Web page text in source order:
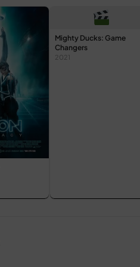
Mighty Ducks: Game
Changers
2021